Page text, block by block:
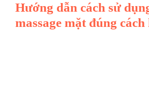
Hướng dẫn cách sử
massage mặt đúng cách